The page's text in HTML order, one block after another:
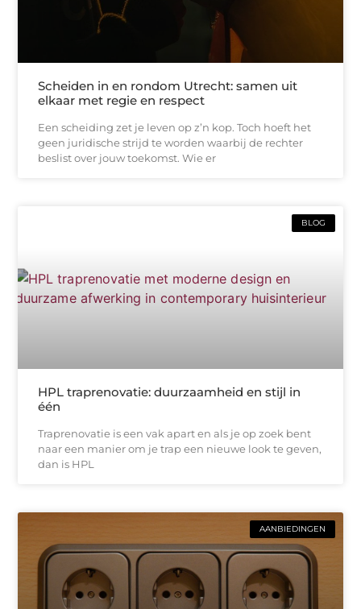
Scheiden in en rondom Utrecht: samen uit
elkaar met regie en respect
Een scheiding zet je leven op z’n kop. Toch hoeft het
geen juridische strijd te worden waarbij de rechter
beslist over jouw toekomst. Wie er
BLOG
HPL traprenovatie: duurzaamheid en stijl in
één
Traprenovatie is een vak apart en als je op zoek bent
naar een manier om je trap een nieuwe look te geven,
dan is HPL
AANBIEDINGEN